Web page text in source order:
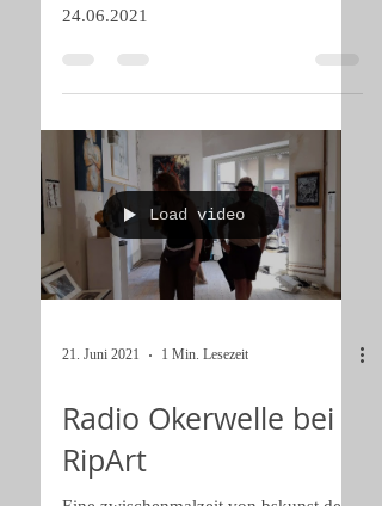
Load video
21. Juni 2021 1 Min. Lesezeit
Radio Okerwelle bei